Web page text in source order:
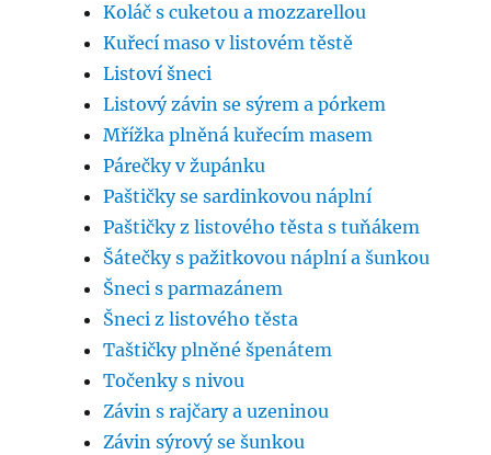
Koláč s cuketou a mozzarellou
Kuřecí maso v listovém těstě
Listoví šneci
Listový závin se sýrem a pórkem
Mřížka plněná kuřecím masem
Párečky v župánku
Paštičky se sardinkovou náplní
Paštičky z listového těsta s tuňákem
Šátečky s pažitkovou náplní a šunkou
Šneci s parmazánem
Šneci z listového těsta
Taštičky plněné špenátem
Točenky s nivou
Závin s rajčary a uzeninou
Závin sýrový se šunkou